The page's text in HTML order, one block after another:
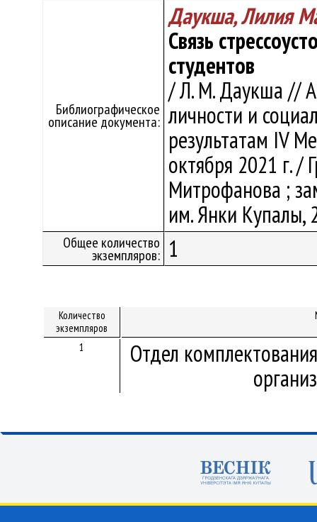
Библиографическое
описание документа:
Даукша, Лилия
Связь
студентов
/ Л. М. Даукша //
личности и
результатам IV
октября 2021 г. /
Митрофанова ;
им. Янки Купалы,
Общее количество
экземпляров: 1
Количество
экземпляров
1
Отдел